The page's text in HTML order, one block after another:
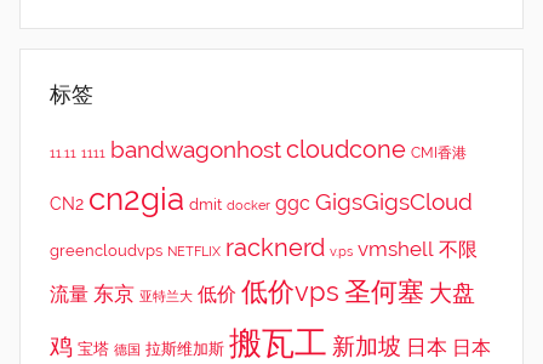
标签
11.11 1111 bandwagonhostcloudcone CMI香港
CN2 cn2gia dmit docker ggc GigsGigsCloud
greencloudvps NETFLIX racknerd v.ps vmshell 不限
流量 东京 亚特兰大 低价 低价vps 圣何塞 大盘
鸡 宝塔 德国 拉斯维加斯 搬瓦工 新加坡 日本 日本